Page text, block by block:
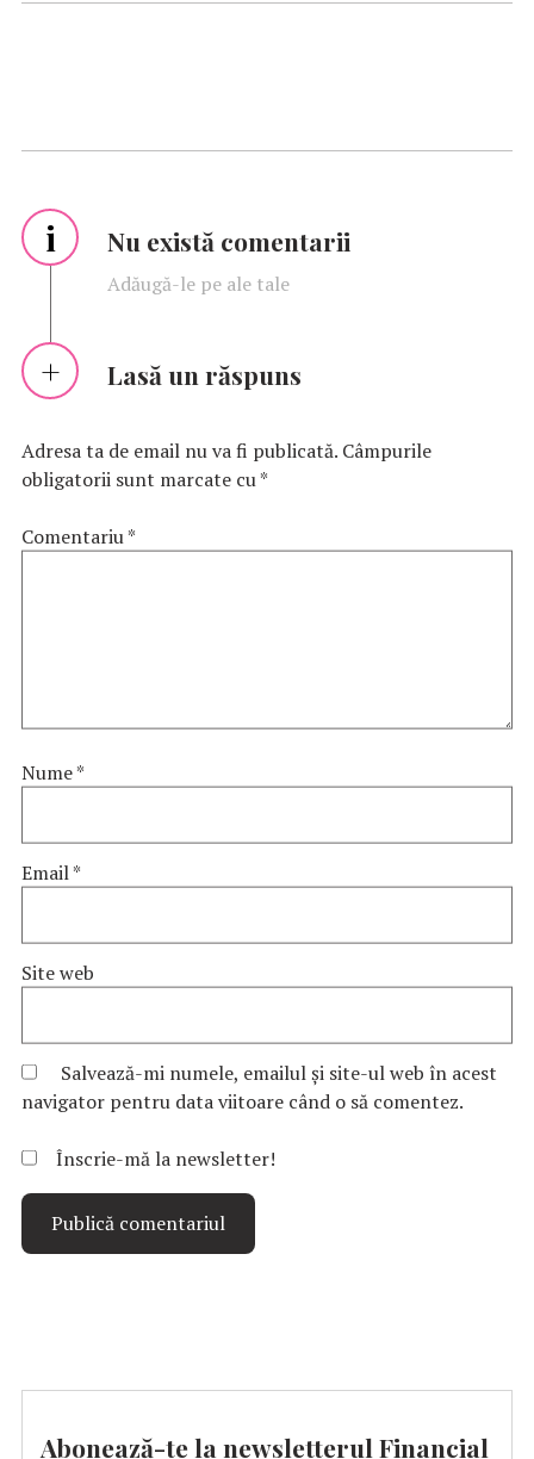
i Nu există comentarii
Adăugă-le pe ale tale
Lasă un răspuns
Adresa ta de email nu va fi publicată. Câmpurile
obligatorii sunt marcate cu*
Comentariu*
Nume*
Email*
Site web
Salvează-mi numele, emailul și site-ul web în acest
navigator pentru data viitoare când o să comentez.
Înscrie-mă la newsletter!
Abonează-te la newsletterul Financial